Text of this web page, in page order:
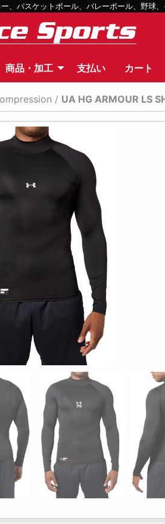
、バスケットボール、バレーボール、野球
商品・加工 支払い カート
/ UA HG ARMOUR LS